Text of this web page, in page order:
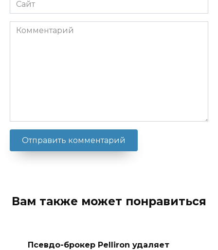
Комментарий
Вам также может понравиться
Псевдо-брокер Pelliron удаляет